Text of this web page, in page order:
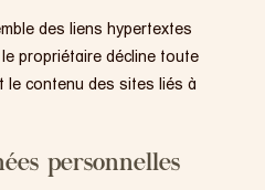
des liens hypertextes
propriétaire décline toute
le contenu des sites liés à
personnelles